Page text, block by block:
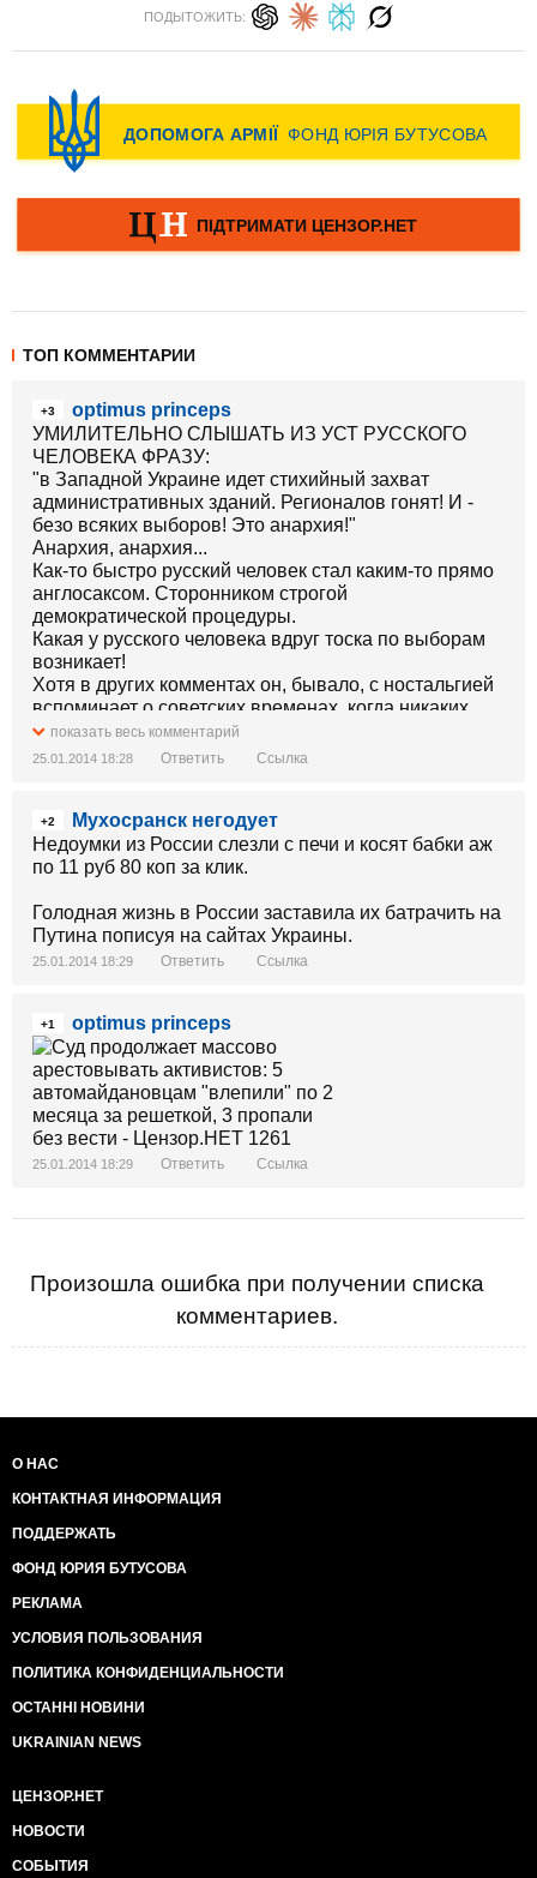
ПОДЫТОЖИТЬ:
ТОП КОММЕНТАРИИ
+3
optimus princeps
УМИЛИТЕЛЬНО СЛЫШАТЬ ИЗ УСТ РУССКОГО
ЧЕЛОВЕКА ФРАЗУ:
"в Западной Украине идет стихийный захват
административных зданий. Регионалов гонят! И -
безо всяких выборов! Это анархия!"
Анархия, анархия...
Как-то быстро русский человек стал каким-то прямо
англосаксом. Сторонником строгой
демократической процедуры.
Какая у русского человека вдруг тоска по выборам
возникает!
Хотя в других комментах он, бывало, с ностальгией
вспоминает о советских временах, когда никаких
выборов и в помине не было...
показать весь комментарий
25.01.2014 18:28 Ответить Ссылка
+2
Мухосранск негодует
Недоумки из России слезли с печи и косят бабки аж
по 11 руб 80 коп за клик.
Голодная жизнь в России заставила их батрачить на
Путина пописуя на сайтах Украины.
25.01.2014 18:29 Ответить Ссылка
+1 optimus princeps
25.01.2014 18:29 Ответить Ссылка
Произошла ошибка при получении списка
комментариев.
О НАС
КОНТАКТНАЯ ИНФОРМАЦИЯ
ПОДДЕРЖАТЬ
ФОНД ЮРИЯ БУТУСОВА
РЕКЛАМА
УСЛОВИЯ ПОЛЬЗОВАНИЯ
ПОЛИТИКА КОНФИДЕНЦИАЛЬНОСТИ
ОСТАННІ НОВИНИ
UKRAINIAN NEWS
ЦЕНЗОР.НЕТ
НОВОСТИ
СОБЫТИЯ